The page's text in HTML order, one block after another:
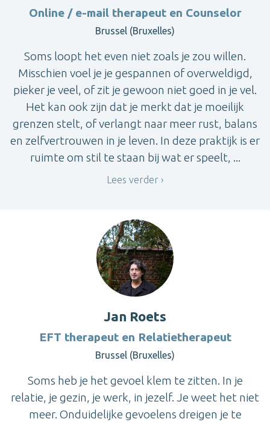
Online / e-mail therapeut en Counselor
Brussel (Bruxelles)
Soms loopt het even niet zoals je zou willen.
Misschien voel je je gespannen of overweldigd,
pieker je veel, of zit je gewoon niet goed in je vel.
Het kan ook zijn dat je merkt dat je moeilijk
grenzen stelt, of verlangt naar meer rust, balans
en zelfvertrouwen in je leven. In deze praktijk is er
ruimte om stil te staan bij wat er speelt, ...
Lees verder
Jan Roets
EFT therapeut en Relatietherapeut
Brussel (Bruxelles)
Soms heb je het gevoel klem te zitten. In je
relatie, je gezin, je werk, in jezelf. Je weet het niet
meer. Onduidelijke gevoelens dreigen je te